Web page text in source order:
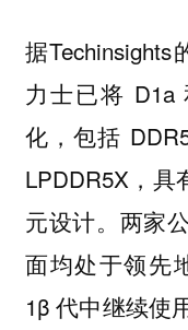
据
力士已将 D1a
化，包括
LPDDR5X，具
元设计。两家
面均处于领先
1β 代中继续使